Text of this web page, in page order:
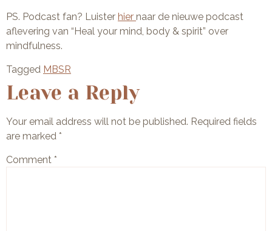
PS. Podcast fan? Luister hier naar de nieuwe podcast
aflevering van “Heal your mind, body & spirit” over
mindfulness.
Tagged MBSR
Leave a Reply
Your email address will not be published. Required fields
are marked *
Comment *